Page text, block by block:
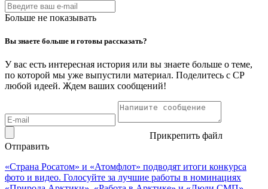
Больше не показывать
Вы знаете больше и готовы рассказать?
У вас есть интересная история или вы знаете больше о теме,
по которой мы уже выпустили материал. Поделитесь с СР
любой идеей. Ждем ваших сообщений!
Прикрепить файл
Отправить
«Страна Росатом» и «Атомфлот» подводят итоги конкурса
фото и видео. Голосуйте за лучшие работы в номинациях